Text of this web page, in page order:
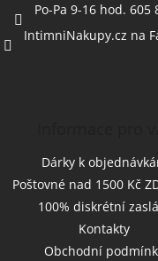
Po-Pa 9-16 hod. 605
IntimniNakupy.cz na
Dárky k
Poštovné nad 1500 Kč
100% diskrétní
Kontakty
Obchodní